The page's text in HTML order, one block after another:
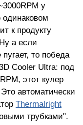
у
одинаковом
к продукту
а если
то победа
Cooler Ultra: под
этот кулер
автоматически
Thermalright
трубками".